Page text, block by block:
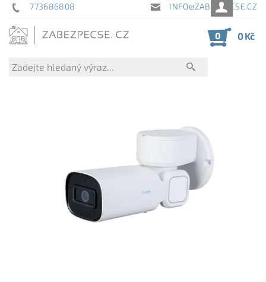
773686808 INFO@ZABEZPECSE.CZ
0 0 Kč